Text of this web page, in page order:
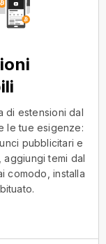
di estensioni dal
le tue esigenze:
pubblicitari e
aggiungi temi dal
comodo, installa